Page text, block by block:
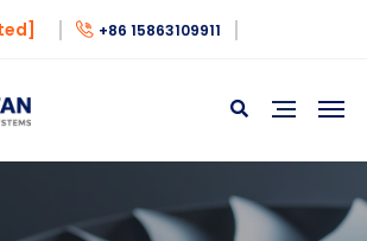
+86 15863109911